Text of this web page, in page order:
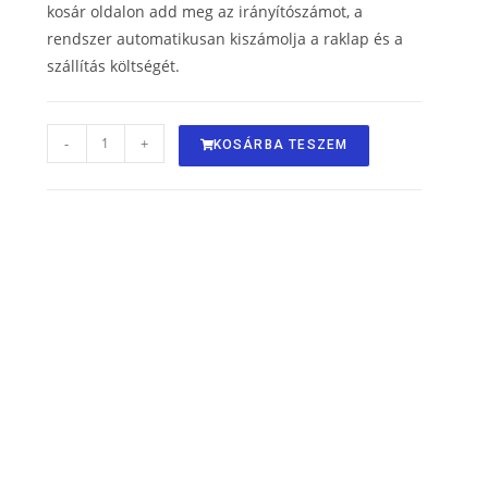
kosár oldalon add meg az irányítószámot, a
rendszer automatikusan kiszámolja a raklap és a
szállítás költségét.
- + KOSÁRBA TESZEM